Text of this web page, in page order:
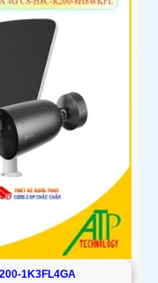
1K3FL4GA